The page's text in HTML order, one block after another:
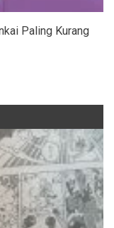
Paling Kurang